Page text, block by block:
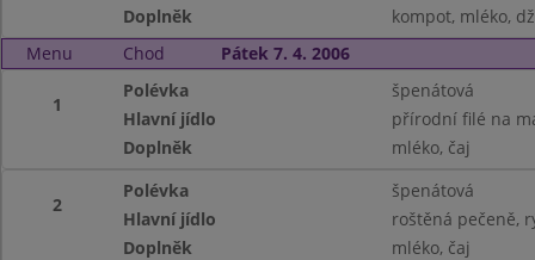
Doplněk
kompot, mléko,
Menu
Chod Pátek 7. 4. 2006
1
Polévka
špenátová
Hlavní jídlo
přírodní filé na
Doplněk
mléko, čaj
2
Polévka
špenátová
Hlavní jídlo
roštěná pečeně,
Doplněk
mléko, čaj